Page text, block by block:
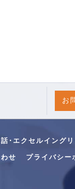
お
･エクセルイング
せ プライバシー